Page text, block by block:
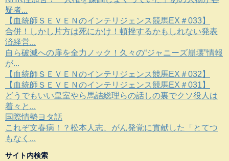
疑者...
【血統師ＳＥＶＥＮのインテリジェンス競馬EX＃033】
合併！しかし片方は死にかけ！頓挫するかもしれない発表
済経営...
自ら破滅への扉を全力ノック！久々の“ジャニーズ崩壊”情報
が...
【血統師ＳＥＶＥＮのインテリジェンス競馬EX＃032】
【血統師ＳＥＶＥＮのインテリジェンス競馬EX＃031】
どうでもいい皇室やら馬詰総理らの話しの裏でクソ役人は
着々と...
国際情勢ヨタ話
これぞ文春病！？松本人志、がん発覚に貢献した「とてつ
もなく...
サイト内検索